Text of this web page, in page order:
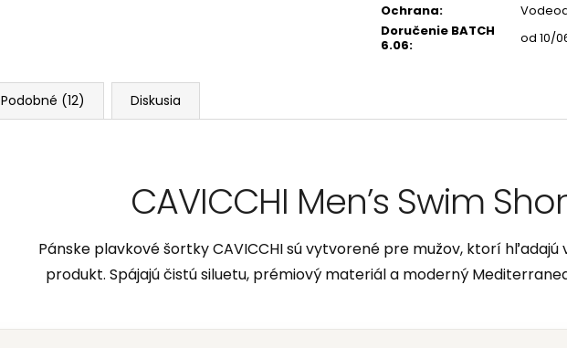
Ochrana:
Doručenie BATCH
6.06: od 10/
Podobné (12) Diskusia
CAVICCHI Men’s Swim
Pánske plavkové šortky CAVICCHI sú vytvorené pre mužov, ktorí hľadajú
produkt. Spájajú čistú siluetu, prémiový materiál a moderný